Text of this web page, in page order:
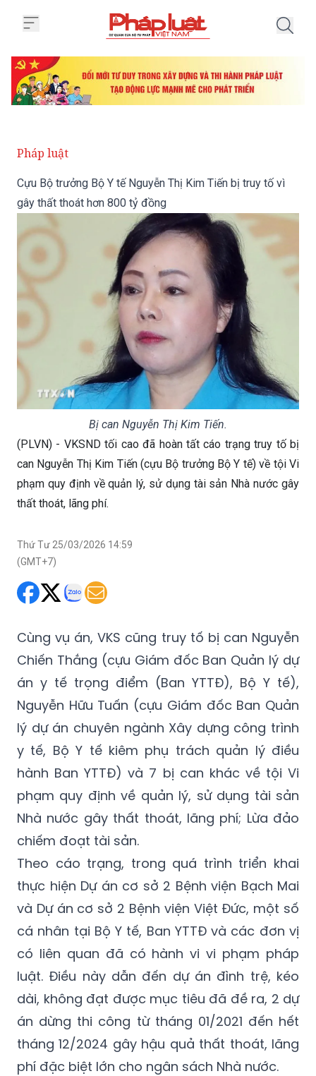
Pháp luật
Cựu Bộ trưởng Bộ Y tế Nguyễn Thị Kim Tiến bị truy tố vì
gây thất thoát hơn 800 tỷ đồng
Bị can Nguyễn Thị Kim Tiến.
(PLVN) - VKSND tối cao đã hoàn tất cáo trạng truy tố bị
can Nguyễn Thị Kim Tiến (cựu Bộ trưởng Bộ Y tế) về tội Vi
phạm quy định về quản lý, sử dụng tài sản Nhà nước gây
thất thoát, lãng phí.
Thứ Tư 25/03/2026 14:59
(GMT+7)
Cùng vụ án, VKS cũng truy tố bị can Nguyễn
Chiến Thắng (cựu Giám đốc Ban Quản lý dự
án y tế trọng điểm (Ban YTTĐ), Bộ Y tế),
Nguyễn Hữu Tuấn (cựu Giám đốc Ban Quản
lý dự án chuyên ngành Xây dựng công trình
y tế, Bộ Y tế kiêm phụ trách quản lý điều
hành Ban YTTĐ) và 7 bị can khác về tội Vi
phạm quy định về quản lý, sử dụng tài sản
Nhà nước gây thất thoát, lãng phí; Lừa đảo
chiếm đoạt tài sản.
Theo cáo trạng, trong quá trình triển khai
thực hiện Dự án cơ sở 2 Bệnh viện Bạch Mai
và Dự án cơ sở 2 Bệnh viện Việt Đức, một số
cá nhân tại Bộ Y tế, Ban YTTĐ và các đơn vị
có liên quan đã có hành vi vi phạm pháp
luật. Điều này dẫn đến dự án đình trệ, kéo
dài, không đạt được mục tiêu đã đề ra, 2 dự
án dừng thi công từ tháng 01/2021 đến hết
tháng 12/2024 gây hậu quả thất thoát, lãng
phí đặc biệt lớn cho ngân sách Nhà nước.